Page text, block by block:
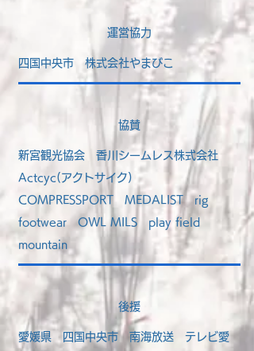
運営協力
四国中央市 株式会社やまびこ
​協賛
​新宮観光協会 香川シームレス株式会社
Actcyc(アクトサイク)
COMPRESSPORT
MEDALIST
rig
footwear
OWL MILS
play field
mountain
​後援
愛媛県 四国中央市 南海放送
テレビ愛